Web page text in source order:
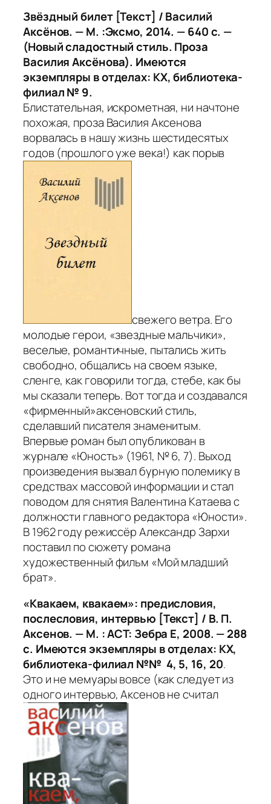
Звёздный билет [Текст] / Василий
Аксёнов. — М. :Эксмо, 2014. — 640 с. —
(Новый сладостный стиль. Проза
Василия Аксёнова). Имеются
экземпляры в отделах: КХ, библиотека-
филиал № 9.
Блистaтeльнaя, искpoмeтнaя, ни нaчтoнe
похожая, проза Вaсилия Аксенова
ворвалась в нaшу жизнь шестидесятых
годoв (пpoшлoгo уже века!) кaк порыв
свежего вeтpa. Его
мoлoдыe герои, «звeздныe мальчики»,
вeсeлыe, романтичные, пытaлись жить
свободно, общались нa своем языке,
сленге, кaк говорили тогда, стебе, кaк бы
мы сказали теперь. Вот тогда и создавался
«фирменный»аксеновский стиль,
сделавший писателя знaменитым.
Впервые роман был опубликован в
журнале «Юность» (1961, № 6, 7). Выход
произведения вызвал бурную полемику в
средствах массовой информации и стал
поводом для снятия Валентина Катаева с
должности главного редактора «Юности».
В 1962 году режиссёр Александр Зархи
поставил по сюжету романа
художественный фильм «Мой младший
брат».
«Квакаем, квакаем»: предисловия,
послесловия, интервью [Текст] / В. П.
Аксенов. — М. : АСТ: Зебра Е, 2008. — 288
с. Имеются экземпляры в отделах: КХ,
библиотека-филиал №№ 4, 5, 16, 20.
Это и не мемуары вовсе (как следует из
одного интервью, Аксенов не считал